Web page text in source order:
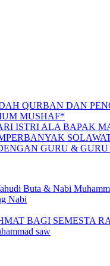
QURBAN DAN
MUSHAF*
ISTRI ALA BAPAK
GURU &
Buta & Nabi
Nabi
BAGI SEMESTA
saw